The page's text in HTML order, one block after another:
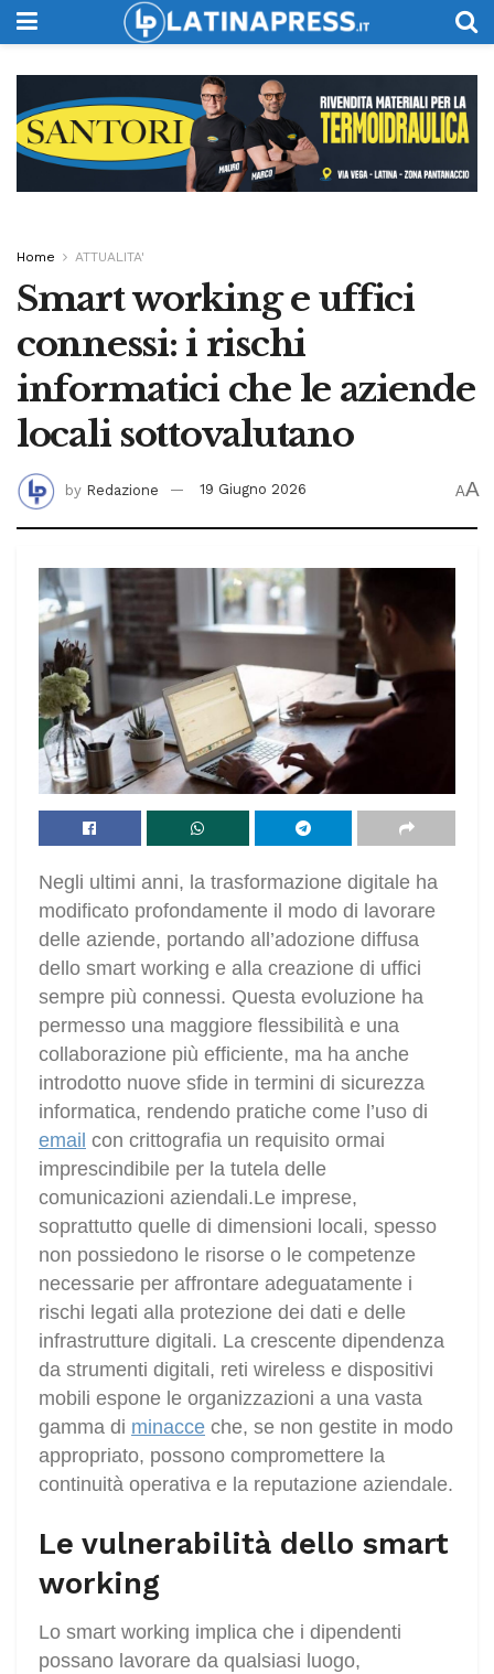
Home ATTUALITA'
Smart working e uffici
connessi: i rischi
informatici che le aziende
locali sottovalutano
by Redazione 19 Giugno 2026 AA
Negli ultimi anni, la trasformazione digitale ha
modificato profondamente il modo di lavorare
delle aziende, portando all’adozione diffusa
dello smart working e alla creazione di uffici
sempre più connessi. Questa evoluzione ha
permesso una maggiore flessibilità e una
collaborazione più efficiente, ma ha anche
introdotto nuove sfide in termini di sicurezza
informatica, rendendo pratiche come l’uso di
email con crittografia un requisito ormai
imprescindibile per la tutela delle
comunicazioni aziendali.Le imprese,
soprattutto quelle di dimensioni locali, spesso
non possiedono le risorse o le competenze
necessarie per affrontare adeguatamente i
rischi legati alla protezione dei dati e delle
infrastrutture digitali. La crescente dipendenza
da strumenti digitali, reti wireless e dispositivi
mobili espone le organizzazioni a una vasta
gamma di minacce che, se non gestite in modo
appropriato, possono compromettere la
continuità operativa e la reputazione aziendale.
Le vulnerabilità dello smart
working
Lo smart working implica che i dipendenti
possano lavorare da qualsiasi luogo,